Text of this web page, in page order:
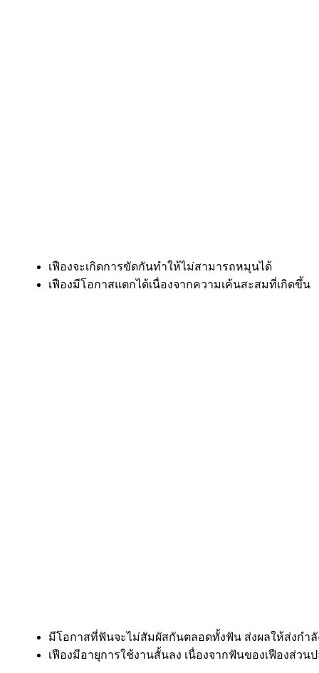
เฟืองจะเกิดการขัดกันทำให้ไม่สามารถหมุนได้
เฟืองมีโอกาสแตกได้เนื่องจากความเค้นสะสมที่เกิดขึ้น
มีโอกาสที่ฟันจะไม่สัมผัสกันตลอดทั้งฟัน ส่งผลให้ส่งกำลั
เฟืองมีอายุการใช้งานสั้นลง เนื่องจากฟันของเฟืองส่วน